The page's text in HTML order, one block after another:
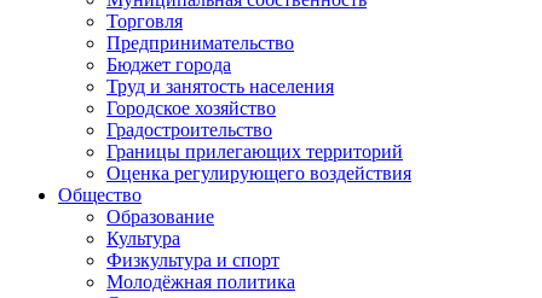
Торговля
Предпринимательство
Бюджет города
Труд и занятость населения
Городское хозяйство
Градостроительство
Границы прилегающих территорий
Оценка регулирующего воздействия
Общество
Образование
Культура
Физкультура и спорт
Молодёжная политика